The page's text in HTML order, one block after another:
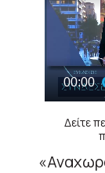
Δείτε